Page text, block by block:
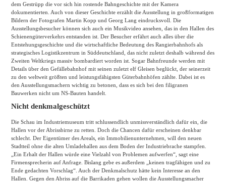
dem Gestrüpp die vor sich hin rostende Bahngeschichte mit der Kamera
dokumentierten. Auch von dieser Geschichte erzählt die Ausstellung in großformatigen
Bildern der Fotografen Martin Kopp und Georg Lang eindrucksvoll. Die
Ausstellungsbesucher können sich auch ein Musikvideo ansehen, das in den Hallen des
Schienengüterverkehrs entstanden ist. Der Besucher erfährt auch alles über die
Entstehungsgeschichte und die wirtschaftliche Bedeutung des Rangierbahnhofs als
strategisches Logistikzentrum in Süddeutschland, das nicht zuletzt deshalb während des
Zweiten Weltkriegs massiv bombardiert worden ist. Sogar Bahnfreunde werden mit
Details über den Gefällebahnhof mit seinen zuletzt elf Gleisen beglückt, der seinerzeit
zu den weltweit größten und leistungsfähigsten Güterbahnhöfen zählte. Dabei ist es
den Ausstellungsmachern wichtig zu betonen, dass es sich bei den filigranen
Bauwerken nicht um NS-Bauten handelt.
Nicht denkmalgeschützt
Die Schau im Industriemuseum tritt schlussendlich unmissverständlich dafür ein, die
Hallen vor der Abrissbirne zu retten. Doch die Chancen dafür erscheinen denkbar
schlecht. Der Eigentümer des Areals, ein Immobilienunternehmen, will den neuen
Stadtteil ohne die alten Umladehallen aus dem Boden der Industriebrache stampfen.
„Ein Erhalt der Hallen würde eine Vielzahl von Problemen aufwerfen“, sagt eine
Firmensprecherin auf Anfrage. Bislang gebe es außerdem „keinen tragfähigen und zu
Ende gedachten Vorschlag“. Auch der Denkmalschutz hätte kein Interesse an den
Hallen. Gegen den Abriss auf die Barrikaden gehen wollen die Ausstellungsmacher